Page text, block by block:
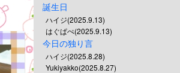
誕生日
ハイジ(2025.9.13)
はぐぱぺ(2025.9.13)
今日の独り言
ハイジ(2025.8.28)
Yukiyakko(2025.8.27)